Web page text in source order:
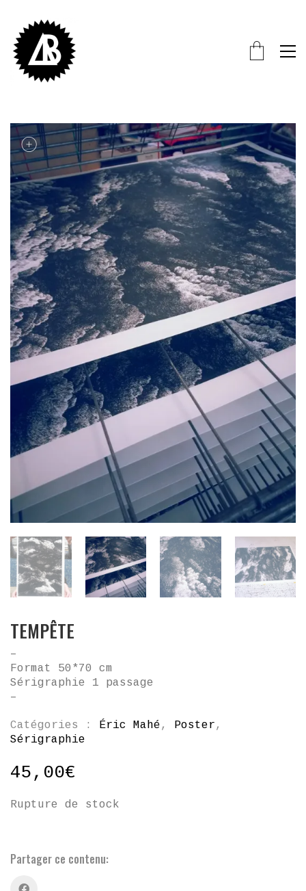
TEMPÊTE
–
Format 50*70 cm
Sérigraphie 1 passage
–
Catégories : Éric Mahé, Poster,
Sérigraphie
45,00€
Rupture de stock
Partager ce contenu: